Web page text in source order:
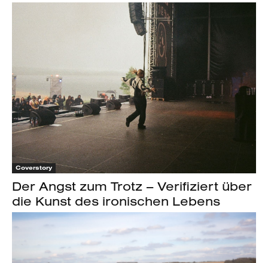
Coverstory
Der Angst zum Trotz – Verifiziert über
die Kunst des ironischen Lebens